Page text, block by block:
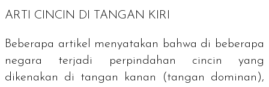
ARTI CINCIN DI TANGAN KIRI
Beberapa artikel menyatakan bahwa di beberapa
negara terjadi perpindahan cincin yang
dikenakan di tangan kanan (tangan dominan),